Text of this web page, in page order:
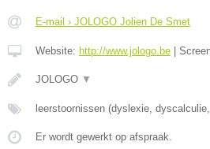
E-mail › JOLOGO Jolien De Smet
Website: http://www.jologo.be
JOLOGO ▼
leerstoornissen (dyslexie,
Er wordt gewerkt op afspraak.